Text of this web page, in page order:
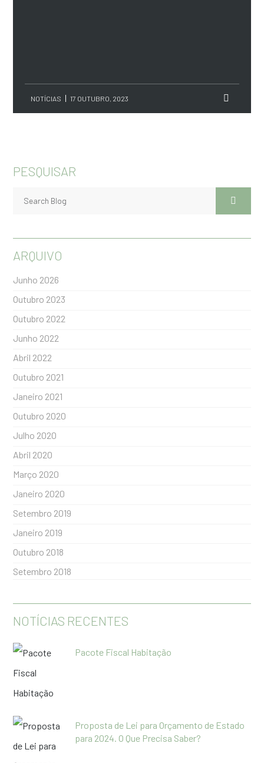
NOTÍCIAS 17 OUTUBRO, 2023
PESQUISAR
ARQUIVO
Junho 2026
Outubro 2023
Outubro 2022
Junho 2022
Abril 2022
Outubro 2021
Janeiro 2021
Outubro 2020
Julho 2020
Abril 2020
Março 2020
Janeiro 2020
Setembro 2019
Janeiro 2019
Outubro 2018
Setembro 2018
NOTÍCIAS RECENTES
Pacote Fiscal Habitação
Proposta de Lei para Orçamento de Estado
para 2024. O Que Precisa Saber?